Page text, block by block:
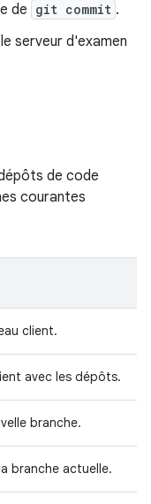
de git commit .
serveur d'examen
de code
courantes
client.
avec les dépôts.
branche.
branche actuelle.